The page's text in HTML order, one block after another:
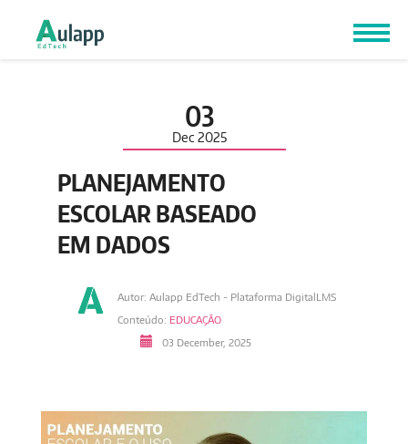
03
Dec 2025
PLANEJAMENTO
ESCOLAR BASEADO
EM DADOS
Autor: Aulapp EdTech - Plataforma DigitalLMS
Conteúdo: EDUCAÇÃO
03 December, 2025